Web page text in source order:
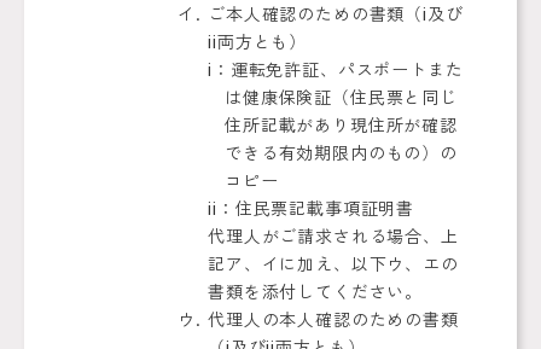
ご本人確認のための書類（ⅰ及び
ⅱ両方とも）
ⅰ：運転免許証、パスポートまた
は健康保険証（住民票と同じ
住所記載があり現住所が確認
できる有効期限内のもの）の
コピー
ⅱ：住民票記載事項証明書
代理人がご請求される場合、上
記ア、イに加え、以下ウ、エの
書類を添付してください。
代理人の本人確認のための書類